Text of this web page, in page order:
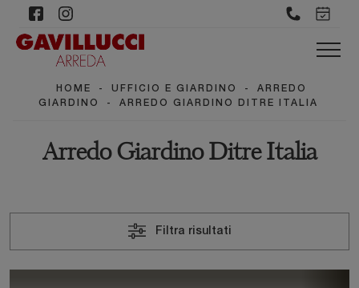
HOME - UFFICIO E GIARDINO -
ARREDO
GIARDINO
- ARREDO GIARDINO DITRE ITALIA
Arredo Giardino Ditre Italia
Filtra risultati